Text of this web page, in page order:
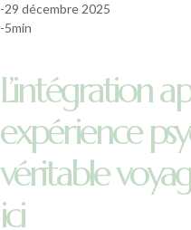
-29 décembre 2025
-5min
L’intégration
expérience
véritable
ici